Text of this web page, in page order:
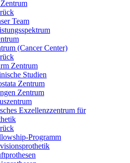
Team
(Cancer Center)
Zentrum
Studien
Zentrum
Zentrum
Exzellenzzentrum für
Programm